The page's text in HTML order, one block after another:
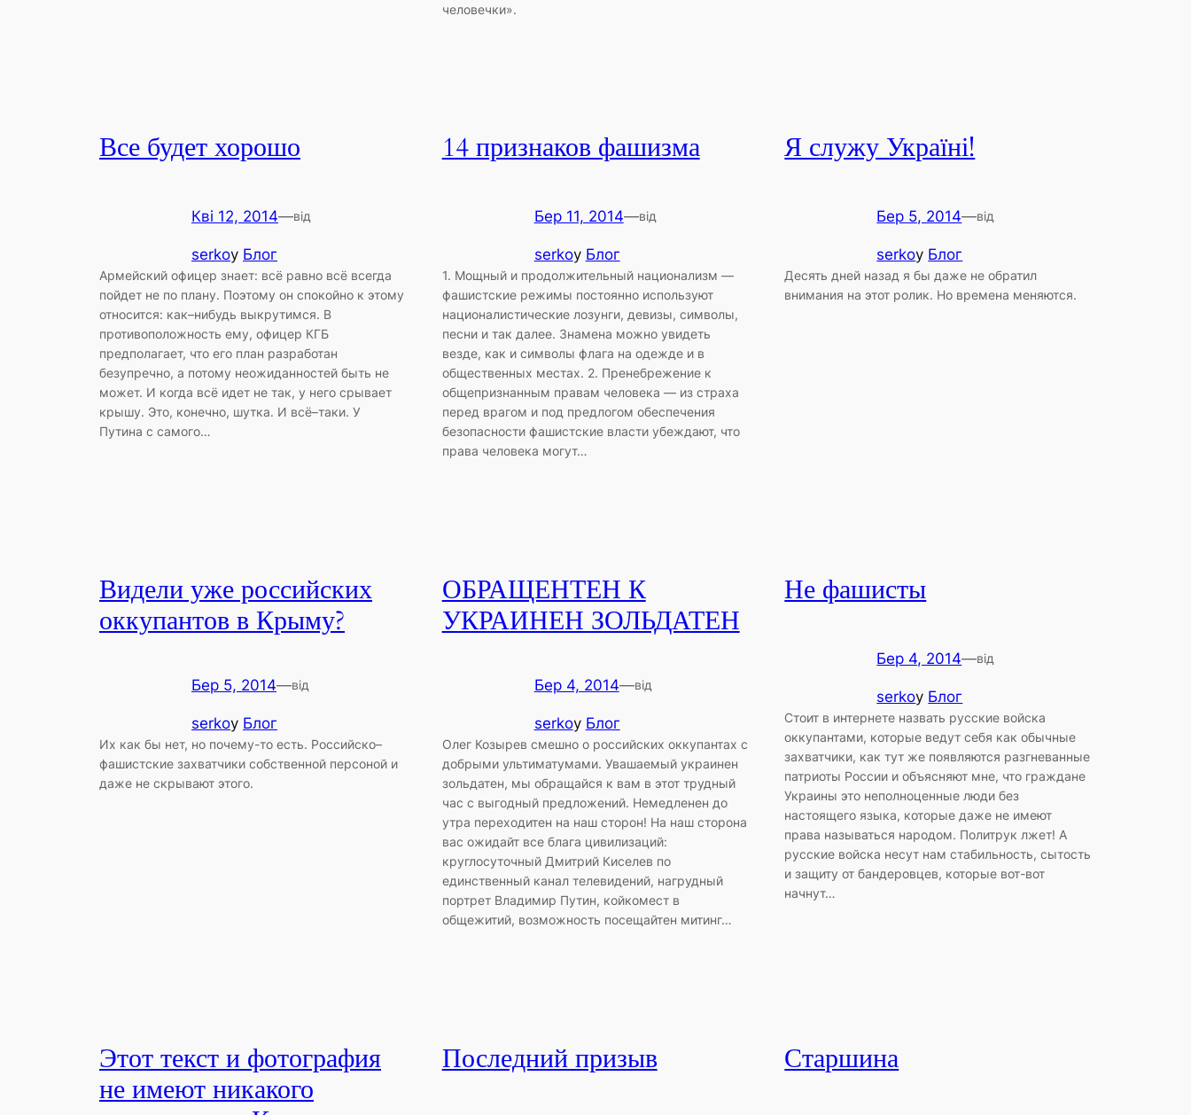
человечки».
Все будет хорошо
Кві 12, 2014—від
serkoу Блог
Армейский офицер знает: всё равно всё всегда
пойдет не по плану. Поэтому он спокойно к этому
относится: как–нибудь выкрутимся. В
противоположность ему, офицер КГБ
предполагает, что его план разработан
безупречно, а потому неожиданностей быть не
может. И когда всё идет не так, у него срывает
крышу. Это, конечно, шутка. И всё–таки. У
Путина с самого…
14 признаков фашизма
Бер 11, 2014—від
serkoу Блог
1. Мощный и продолжительный национализм —
фашистские режимы постоянно используют
националистические лозунги, девизы, символы,
песни и так далее. Знамена можно увидеть
везде, как и символы флага на одежде и в
общественных местах. 2. Пренебрежение к
общепризнанным правам человека — из страха
перед врагом и под предлогом обеспечения
безопасности фашистские власти убеждают, что
права человека могут…
Я служу Україні!
Бер 5, 2014—від
serkoу Блог
Десять дней назад я бы даже не обратил
внимания на этот ролик. Но времена меняются.
Видели уже российских
оккупантов в Крыму?
Бер 5, 2014—від
serkoу Блог
Их как бы нет, но почему-то есть. Российско–
фашистские захватчики собственной персоной и
даже не скрывают этого.
ОБРАЩЕНТЕН К
УКРАИНЕН ЗОЛЬДАТЕН
Бер 4, 2014—від
serkoу Блог
Олег Козырев смешно о российских оккупантах с
добрыми ультиматумами. Увашаемый украинен
зольдатен, мы обращайся к вам в этот трудный
час с выгодный предложений. Немедленен до
утра переходитен на наш сторон! На наш сторона
вас ожидайт все блага цивилизаций:
круглосуточный Дмитрий Киселев по
единственный канал телевидений, нагрудный
портрет Владимир Путин, койкомест в
общежитий, возможность посещайтен митинг…
Не фашисты
Бер 4, 2014—від
serkoу Блог
Стоит в интернете назвать русские войска
оккупантами, которые ведут себя как обычные
захватчики, как тут же появляются разгневанные
патриоты России и объясняют мне, что граждане
Украины это неполноценные люди без
настоящего языка, которые даже не имеют
права называться народом. Политрук лжет! А
русские войска несут нам стабильность, сытость
и защиту от бандеровцев, которые вот-вот
начнут…
Этот текст и фотография
не имеют никакого
Последний призыв Старшина